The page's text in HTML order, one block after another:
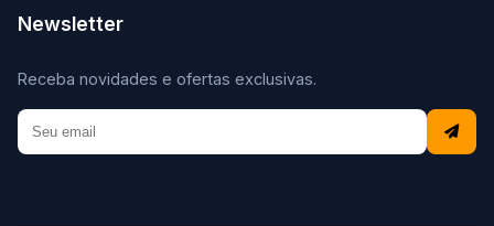
Newsletter
Receba novidades e ofertas exclusivas.